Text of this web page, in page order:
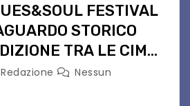
FESTIVAL
STORICO
TRA LE CIME
Redazione
Nessun